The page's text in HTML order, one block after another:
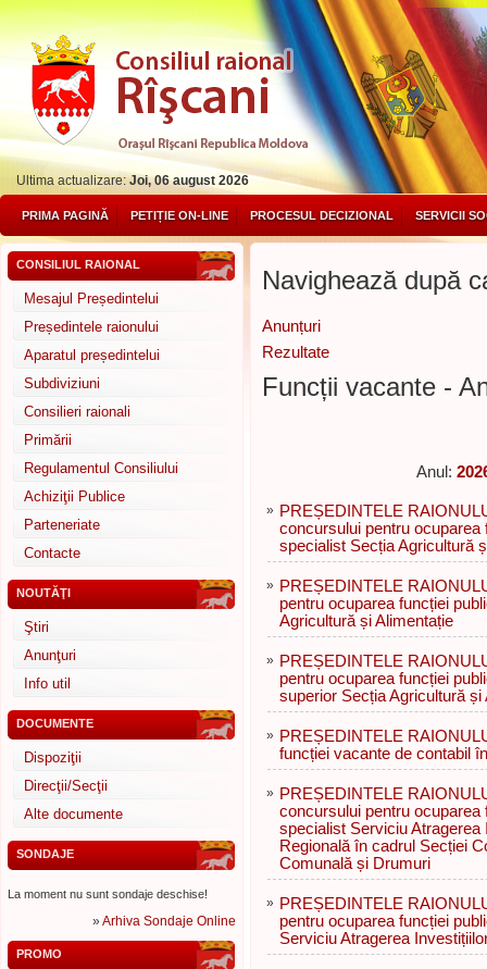
Ultima actualizare:Joi, 06 august 2026
PRIMA PAGINĂ PETIȚIE ON-LINE PROCESUL DECIZIONAL SERVICII
CONSILIUL RAIONAL
Mesajul Președintelui
Președintele raionului
Aparatul președintelui
Subdiviziuni
Consilieri raionali
Primării
Regulamentul Consiliului
Achiziţii Publice
Parteneriate
Contacte
NOUTĂŢI
Ştiri
Anunţuri
Info util
DOCUMENTE
Dispoziţii
Direcţii/Secţii
Alte documente
SONDAJE
La moment nu sunt sondaje deschise!
»Arhiva Sondaje Online
PROMO
Navighează după
Anunțuri
Rezultate
Funcții vacante -
Anul:
» PREȘEDINTELE
concursului pentru
specialist Secția Agricultură
» PREȘEDINTELE
pentru ocuparea funcției
Agricultură și Alimentație
» PREȘEDINTELE
pentru ocuparea funcției
superior Secția Agricultură și
» PREȘEDINTELE
funcției vacante de contabil
» PREȘEDINTELE
concursului pentru
specialist Serviciu
Regională în cadrul Secției
Comunală și Drumuri
» PREȘEDINTELE
pentru ocuparea funcției
Serviciu Atragerea